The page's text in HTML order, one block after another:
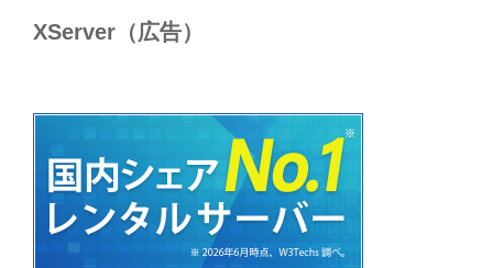
XServer（広告）